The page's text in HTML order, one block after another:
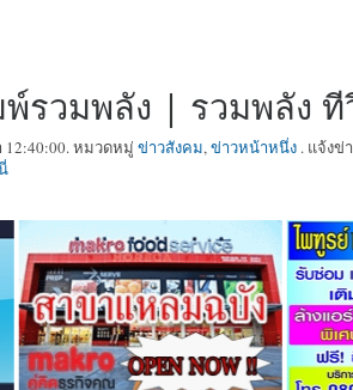
รวมพลัง | รวมพลัง ที
12:40:00. หมวดหมู่ ข่าวสังคม,ข่าวหน้าหนึ่ง . แจ้งข่